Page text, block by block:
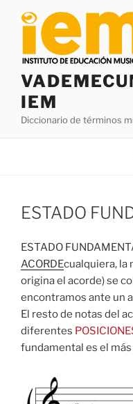
contenido
IEM
Diccionario de términos
ESTADO
ESTADO
ACORDEcualquiera, la
origina el acorde) se
encontramos ante un
El resto de notas del
diferentes
fundamental es el